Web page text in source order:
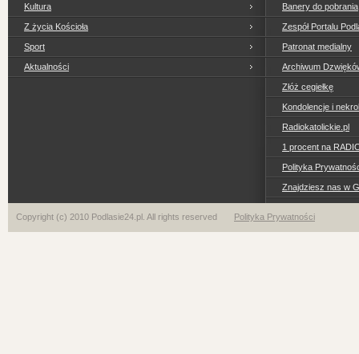
Kultura
Z życia Kościoła
Sport
Aktualności
Banery do pobrania
Zespół Portalu
Patronat medialny
Archiwum
Złóż cegiełkę
Kondolencje i
Radiokatolickie.pl
1 procent na
Polityka
Znajdziesz nas w
Copyright (c) 2010 Podlasie24.pl. All rights reserved Polityka Prywatności